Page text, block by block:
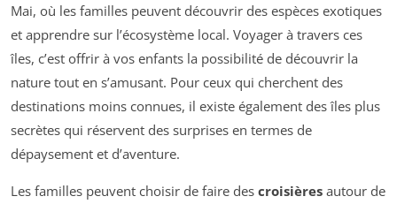
Mai, où les familles peuvent découvrir des espèces exotiques
et apprendre sur l’écosystème local. Voyager à travers ces
îles, c’est offrir à vos enfants la possibilité de découvrir la
nature tout en s’amusant. Pour ceux qui cherchent des
destinations moins connues, il existe également des îles plus
secrètes qui réservent des surprises en termes de
dépaysement et d’aventure.
Les familles peuvent choisir de faire des croisières autour de